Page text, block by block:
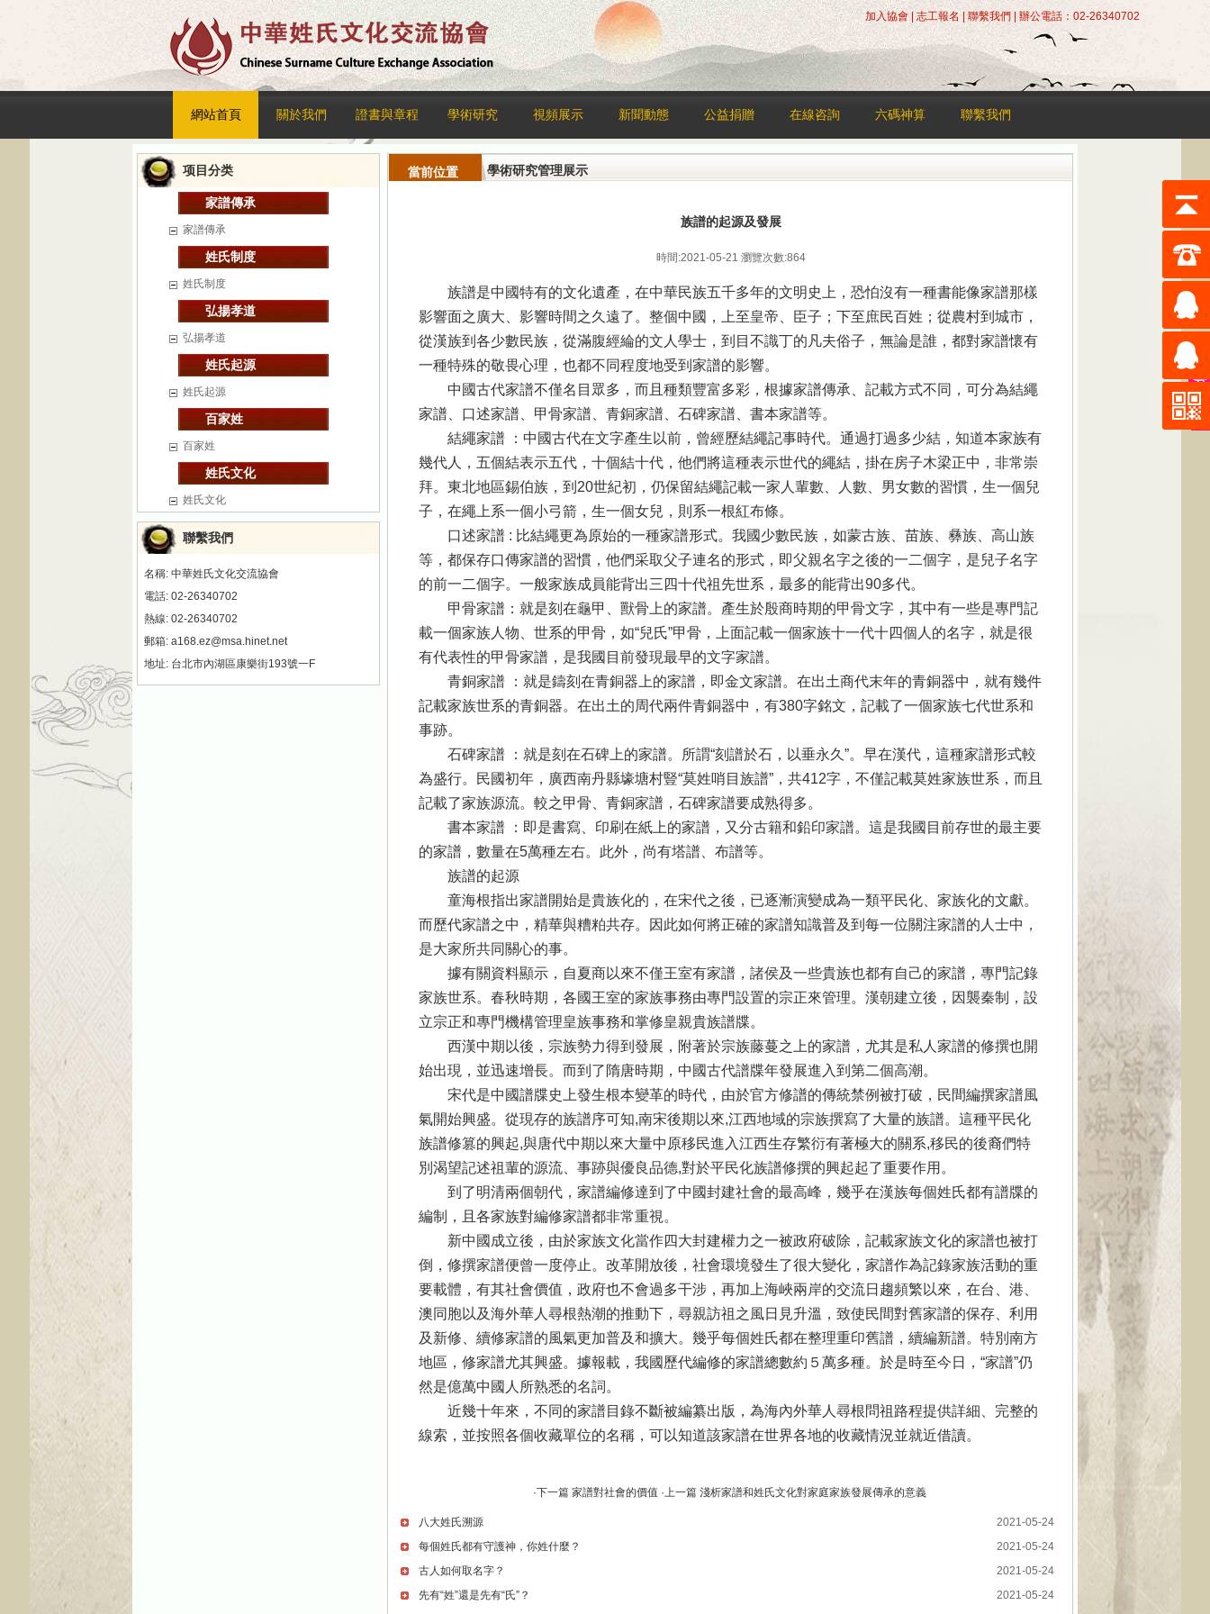
加入協會 志工報名 |聯繫我們 | 辦公電話：02-26340702
網站首頁 關於我們 證書與章程 學術研究 視頻展示 新聞動態 公益捐贈 在線咨詢 六碼神算 聯繫我們
项目分类
家譜傳承
家譜傳承
姓氏制度
姓氏制度
弘揚孝道
弘揚孝道
姓氏起源
姓氏起源
百家姓
百家姓
姓氏文化
姓氏文化
聯繫我們
名稱: 中華姓氏文化交流協會
電話: 02-26340702
熱線: 02-26340702
郵箱: a168.ez@msa.hinet.net
地址: 台北市內湖區康樂街193號一F
當前位置 學術研究管理展示
族譜的起源及發展
時間:2021-05-21 瀏覽次數:864
族譜是中國特有的文化遺產，在中華民族五千多年的文明史上，恐怕沒有一種書能像家譜那樣
影響面之廣大、影響時間之久遠了。整個中國，上至皇帝、臣子；下至庶民百姓；從農村到城市，
從漢族到各少數民族，從滿腹經綸的文人學士，到目不識丁的凡夫俗子，無論是誰，都對家譜懷有
一種特殊的敬畏心理，也都不同程度地受到家譜的影響。
中國古代家譜不僅名目眾多，而且種類豐富多彩，根據家譜傳承、記載方式不同，可分為結繩
家譜、口述家譜、甲骨家譜、青銅家譜、石碑家譜、書本家譜等。
結繩家譜 ：中國古代在文字產生以前，曾經歷結繩記事時代。通過打過多少結，知道本家族有
幾代人，五個結表示五代，十個結十代，他們將這種表示世代的繩結，掛在房子木梁正中，非常崇
拜。東北地區錫伯族，到20世紀初，仍保留結繩記載一家人輩數、人數、男女數的習慣，生一個兒
子，在繩上系一個小弓箭，生一個女兒，則系一根紅布條。
口述家譜 : 比結繩更為原始的一種家譜形式。我國少數民族，如蒙古族、苗族、彝族、高山族
等，都保存口傳家譜的習慣，他們采取父子連名的形式，即父親名字之後的一二個字，是兒子名字
的前一二個字。一般家族成員能背出三四十代祖先世系，最多的能背出90多代。
甲骨家譜：就是刻在龜甲、獸骨上的家譜。產生於殷商時期的甲骨文字，其中有一些是專門記
載一個家族人物、世系的甲骨，如“兒氏”甲骨，上面記載一個家族十一代十四個人的名字，就是很
有代表性的甲骨家譜，是我國目前發現最早的文字家譜。
青銅家譜 ：就是鑄刻在青銅器上的家譜，即金文家譜。在出土商代末年的青銅器中，就有幾件
記載家族世系的青銅器。在出土的周代兩件青銅器中，有380字銘文，記載了一個家族七代世系和
事跡。
石碑家譜 ：就是刻在石碑上的家譜。所謂“刻譜於石，以垂永久”。早在漢代，這種家譜形式較
為盛行。民國初年，廣西南丹縣壕塘村豎“莫姓哨目族譜”，共412字，不僅記載莫姓家族世系，而且
記載了家族源流。較之甲骨、青銅家譜，石碑家譜要成熟得多。
書本家譜 ：即是書寫、印刷在紙上的家譜，又分古籍和鉛印家譜。這是我國目前存世的最主要
的家譜，數量在5萬種左右。此外，尚有塔譜、布譜等。
族譜的起源
童海根指出家譜開始是貴族化的，在宋代之後，已逐漸演變成為一類平民化、家族化的文獻。
而歷代家譜之中，精華與糟粕共存。因此如何將正確的家譜知識普及到每一位關注家譜的人士中，
是大家所共同關心的事。
據有關資料顯示，自夏商以來不僅王室有家譜，諸侯及一些貴族也都有自己的家譜，專門記錄
家族世系。春秋時期，各國王室的家族事務由專門設置的宗正來管理。漢朝建立後，因襲秦制，設
立宗正和專門機構管理皇族事務和掌修皇親貴族譜牒。
西漢中期以後，宗族勢力得到發展，附著於宗族藤蔓之上的家譜，尤其是私人家譜的修撰也開
始出現，並迅速增長。而到了隋唐時期，中國古代譜牒年發展進入到第二個高潮。
宋代是中國譜牒史上發生根本變革的時代，由於官方修譜的傳統禁例被打破，民間編撰家譜風
氣開始興盛。從現存的族譜序可知,南宋後期以來,江西地域的宗族撰寫了大量的族譜。這種平民化
族譜修篡的興起,與唐代中期以來大量中原移民進入江西生存繁衍有著極大的關系,移民的後裔們特
別渴望記述祖輩的源流、事跡與優良品德,對於平民化族譜修撰的興起起了重要作用。
到了明清兩個朝代，家譜編修達到了中國封建社會的最高峰，幾乎在漢族每個姓氏都有譜牒的
編制，且各家族對編修家譜都非常重視。
新中國成立後，由於家族文化當作四大封建權力之一被政府破除，記載家族文化的家譜也被打
倒，修撰家譜便曾一度停止。改革開放後，社會環境發生了很大變化，家譜作為記錄家族活動的重
要載體，有其社會價值，政府也不會過多干涉，再加上海峽兩岸的交流日趨頻繁以來，在台、港、
澳同胞以及海外華人尋根熱潮的推動下，尋親訪祖之風日見升溫，致使民間對舊家譜的保存、利用
及新修、續修家譜的風氣更加普及和擴大。幾乎每個姓氏都在整理重印舊譜，續編新譜。特別南方
地區，修家譜尤其興盛。據報載，我國歷代編修的家譜總數約５萬多種。於是時至今日，“家譜”仍
然是億萬中國人所熟悉的名詞。
近幾十年來，不同的家譜目錄不斷被編纂出版，為海內外華人尋根問祖路程提供詳細、完整的
線索，並按照各個收藏單位的名稱，可以知道該家譜在世界各地的收藏情況並就近借讀。
·下一篇 家譜對社會的價值 ·上一篇 淺析家譜和姓氏文化對家庭家族發展傳承的意義
2021-05-24
八大姓氏溯源
2021-05-24
每個姓氏都有守護神，你姓什麼？
2021-05-24
古人如何取名字？
2021-05-24
先有“姓”還是先有“氏”？